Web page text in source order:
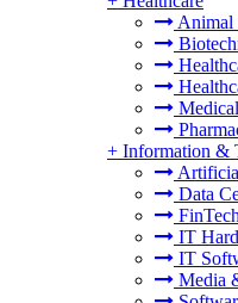
Animal
+ Information &
Data
FinTech
IT
IT
Media